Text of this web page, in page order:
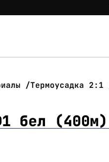
Термоусадка 2:1
бел (400м)